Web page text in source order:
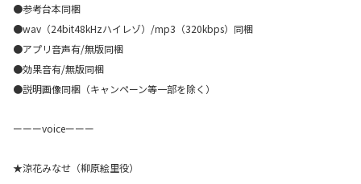
●参考台本同梱
●wav（24bit48kHzハイレゾ）/mp3（320kbps）同梱
●アプリ音声有/無版同梱
●効果音有/無版同梱
●説明画像同梱（キャンペーン等一部を除く）
ーーーvoiceーーー
★涼花みなせ（柳原絵里役）